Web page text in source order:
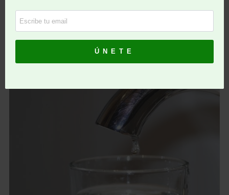
medioambiental, ya que el agua del grifo en la
mayoría de las ciudades llega hasta los hogares por
su propio peso, sin que se tengan que consumir
recursos o combustibles fósiles (o de otro tipo).